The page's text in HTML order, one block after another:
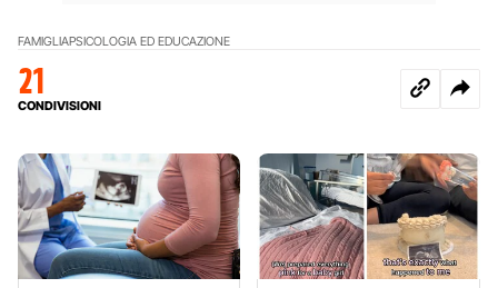
FAMIGLIAPSICOLOGIA ED EDUCAZIONE
21
CONDIVISIONI